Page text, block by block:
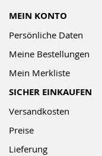
MEIN KONTO
Persönliche Daten
Meine Bestellungen
Mein Merkliste
SICHER EINKAUFEN
Versandkosten
Preise
Lieferung